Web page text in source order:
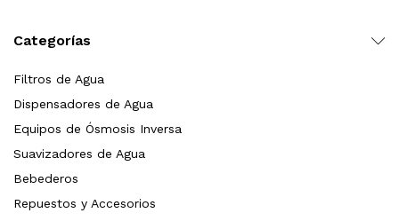
Categorías
Filtros de Agua
Dispensadores de Agua
Equipos de Ósmosis Inversa
Suavizadores de Agua
Bebederos
Repuestos y Accesorios
Cafetera (Cartucho de Repuesto)
2,899.00